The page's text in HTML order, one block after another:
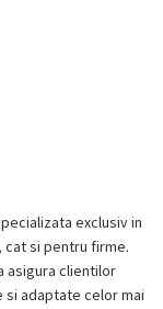
exclusiv in
si pentru firme.
asigura clientilor
adaptate celor mai